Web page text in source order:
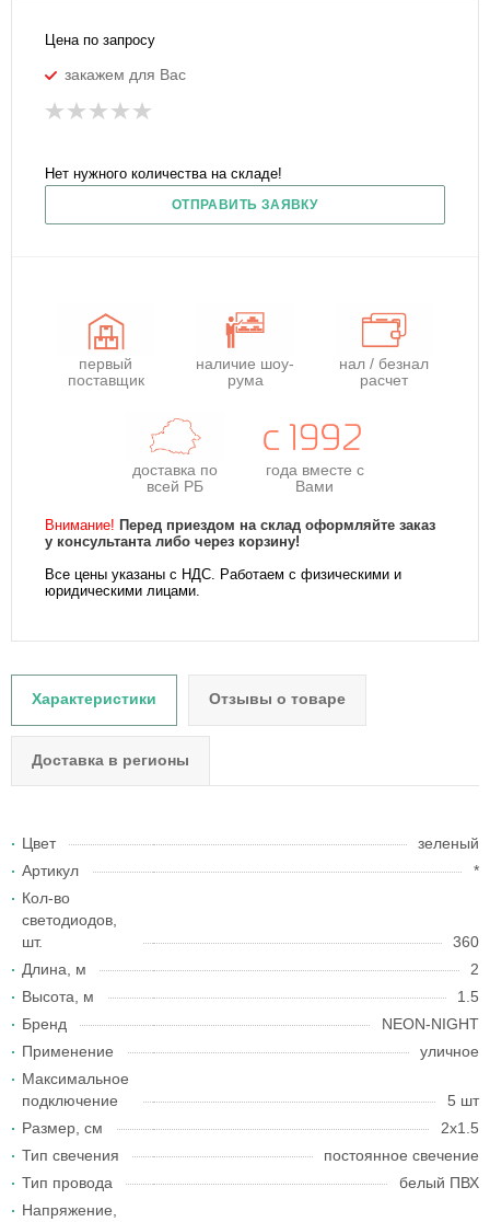
Цена по запросу
закажем для Вас
Нет нужного количества на складе!
ОТПРАВИТЬ ЗАЯВКУ
первый
поставщик
наличие шоу-
рума
нал / безнал
расчет
доставка по
всей РБ
года вместе с
Вами
Внимание! Перед приездом на склад оформляйте заказ
у консультанта либо через корзину!
Все цены указаны с НДС. Работаем с физическими и
юридическими лицами.
Характеристики Отзывы о товаре
Доставка в регионы
Цвет
зеленый
Артикул
*
Кол-во
светодиодов,
шт.
360
Длина, м
2
Высота, м
1.5
Бренд
NEON-NIGHT
Применение
уличное
Максимальное
подключение
5 шт
Размер, см
2x1.5
Тип свечения
постоянное свечение
Тип провода
белый ПВХ
Напряжение,